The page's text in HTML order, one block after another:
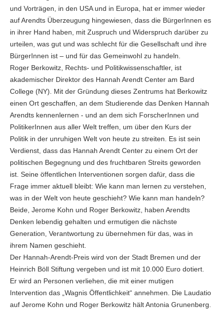
und Vorträgen, in den USA und in Europa, hat er immer wieder
auf Arendts Überzeugung hingewiesen, dass die BürgerInnen es
in ihrer Hand haben, mit Zuspruch und Widerspruch darüber zu
urteilen, was gut und was schlecht für die Gesellschaft und ihre
BürgerInnen ist – und für das Gemeinwohl zu handeln.
Roger Berkowitz, Rechts- und Politikwissenschaftler, ist
akademischer Direktor des Hannah Arendt Center am Bard
College (NY). Mit der Gründung dieses Zentrums hat Berkowitz
einen Ort geschaffen, an dem Studierende das Denken Hannah
Arendts kennenlernen - und an dem sich ForscherInnen und
PolitikerInnen aus aller Welt treffen, um über den Kurs der
Politik in der unruhigen Welt von heute zu streiten. Es ist sein
Verdienst, dass das Hannah Arendt Center zu einem Ort der
politischen Begegnung und des fruchtbaren Streits geworden
ist. Seine öffentlichen Interventionen sorgen dafür, dass die
Frage immer aktuell bleibt: Wie kann man lernen zu verstehen,
was in der Welt von heute geschieht? Wie kann man handeln?
Beide, Jerome Kohn und Roger Berkowitz, haben Arendts
Denken lebendig gehalten und ermutigen die nächste
Generation, Verantwortung zu übernehmen für das, was in
ihrem Namen geschieht.
Der Hannah-Arendt-Preis wird von der Stadt Bremen und der
Heinrich Böll Stiftung vergeben und ist mit 10.000 Euro dotiert.
Er wird an Personen verliehen, die mit einer mutigen
Intervention das „Wagnis Öffentlichkeit“ annehmen. Die Laudatio
auf Jerome Kohn und Roger Berkowitz hält Antonia Grunenberg.